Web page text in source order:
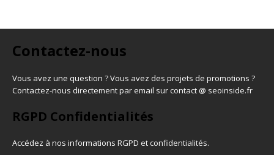
Contactez-nous
Vous avez une question ? Vous avez des projets de promotions ?
Contactez-nous directement par email sur contact @ seoinside.fr
RGPD Confidentialités
Accédez à nos informations RGPD et confidentialités.